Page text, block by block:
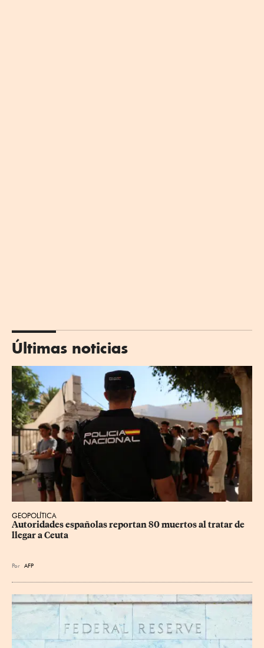
Últimas noticias
GEOPOLÍTICA
Autoridades españolas reportan 80 muertos al tratar de
llegar a Ceuta
Por AFP